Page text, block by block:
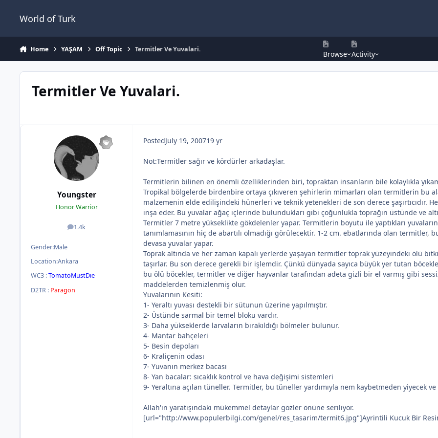
World of Turk
Home YAŞAM Off Topic Termitler Ve Yuvalari.
Browse Activity
Termitler Ve Yuvalari.
Youngster
Honor Warrior
1.4k
posts
Gender:Male
Location:Ankara
WC3 :TomatoMustDie
D2TR : Paragon
PostedJuly 19, 200719 yr
Not:Termitler sağır ve kördürler arkadaşlar.
Termitlerin bilinen en önemli özelliklerinden biri, topraktan insanların bile kolaylıkla
Tropikal bölgelerde birdenbire ortaya çıkıveren şehirlerin mimarları olan termitlerin bu
malzemenin elde edilişindeki hünerleri ve teknik yetenekleri de son derece şaşırtıcıdır.
inşa eder. Bu yuvalar ağaç içlerinde bulundukları gibi çoğunlukla toprağın üstünde ve
Termitler 7 metre yükseklikte gökdelenler yapar. Termitlerin boyutu ile yaptıkları
tanımlamasının hiç de abartılı olmadığı görülecektir. 1-2 cm. ebatlarında olan
devasa yuvalar yapar.
Toprak altında ve her zaman kapalı yerlerde yaşayan termitler toprak yüzeyindeki ölü
taşırlar. Bu son derece gerekli bir işlemdir. Çünkü dünyada sayıca büyük yer tutan
bu ölü böcekler, termitler ve diğer hayvanlar tarafından adeta gizli bir el varmış gibi
maddelerden temizlenmiş olur.
Yuvalarının Kesiti:
1- Yeraltı yuvası destekli bir sütunun üzerine yapılmıştır.
2- Üstünde sarmal bir temel bloku vardır.
3- Daha yükseklerde larvaların bırakıldığı bölmeler bulunur.
4- Mantar bahçeleri
5- Besin depoları
6- Kraliçenin odası
7- Yuvanın merkez bacası
8- Yan bacalar: sıcaklık kontrol ve hava değişimi sistemleri
9- Yeraltına açılan tüneller. Termitler, bu tüneller yardımıyla nem kaybetmeden yiyecek
Allah'ın yaratışındaki mükemmel detaylar gözler önüne seriliyor.
[url="http://www.populerbilgi.com/genel/res_tasarim/termit6.jpg"]Ayrintili Kucuk Bir